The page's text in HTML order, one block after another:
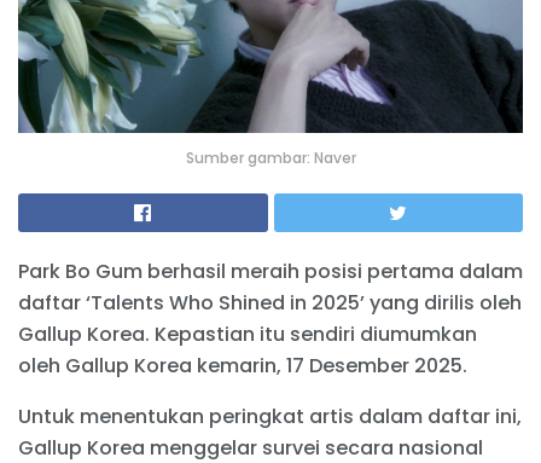
Sumber gambar: Naver
Park Bo Gum berhasil meraih posisi pertama dalam
daftar ‘Talents Who Shined in 2025’ yang dirilis oleh
Gallup Korea. Kepastian itu sendiri diumumkan
oleh Gallup Korea kemarin, 17 Desember 2025.
Untuk menentukan peringkat artis dalam daftar ini,
Gallup Korea menggelar survei secara nasional